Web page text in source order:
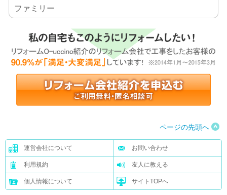
ファミリー
ページの先頭へ
運営会社について お問い合わせ
利用規約 友人に教える
個人情報について サイトTOPへ